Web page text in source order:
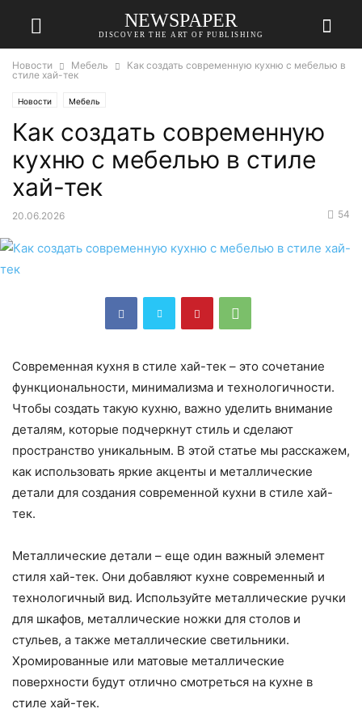
NEWSPAPER
DISCOVER THE ART OF PUBLISHING
Новости Мебель
Как создать современную кухню с мебелью в
стиле хай-тек
Новости Мебель
Как создать современную
кухню с мебелью в стиле
хай-тек
20.06.2026 54
Современная кухня в стиле хай-тек – это сочетание
функциональности, минимализма и технологичности.
Чтобы создать такую кухню, важно уделить внимание
деталям, которые подчеркнут стиль и сделают
пространство уникальным. В этой статье мы расскажем,
как использовать яркие акценты и металлические
детали для создания современной кухни в стиле хай-
тек.
Металлические детали – еще один важный элемент
стиля хай-тек. Они добавляют кухне современный и
технологичный вид. Используйте металлические ручки
для шкафов, металлические ножки для столов и
стульев, а также металлические светильники.
Хромированные или матовые металлические
поверхности будут отлично смотреться на кухне в
стиле хай-тек.